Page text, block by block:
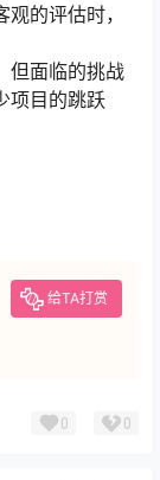
的评估时，
但面临的挑战
项目的跳跃
给TA打赏
0 0